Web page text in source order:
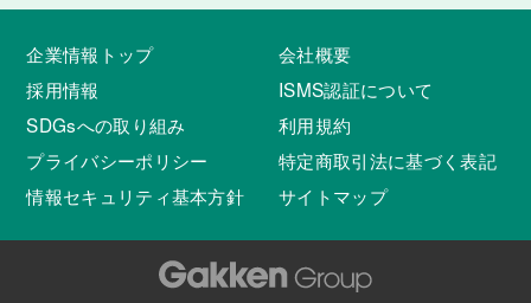
企業情報トップ
会社概要
採用情報
ISMS認証について
SDGsへの取り組み
利用規約
プライバシーポリシー
特定商取引法に基づく表記
情報セキュリティ基本方針
サイトマップ